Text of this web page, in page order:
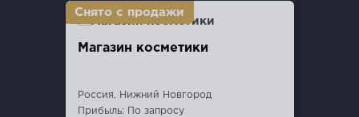
Магазин косметики
Россия, Нижний Новгород
Прибыль: По запросу